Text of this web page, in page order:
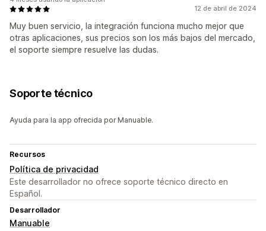
12 de abril de 2024
Muy buen servicio, la integración funciona mucho mejor que
otras aplicaciones, sus precios son los más bajos del mercado,
el soporte siempre resuelve las dudas.
Soporte técnico
Ayuda para la app ofrecida por Manuable.
Recursos
Política de privacidad
Este desarrollador no ofrece soporte técnico directo en
Español.
Desarrollador
Manuable